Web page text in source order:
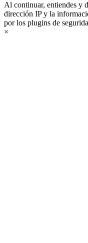
Al continuar, entiendes y
dirección IP y la
por los plugins de
×